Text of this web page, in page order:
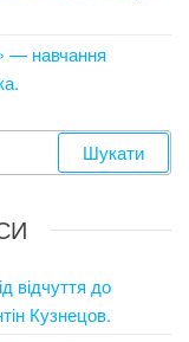
— навчання
відчуття до
Кузнецов.